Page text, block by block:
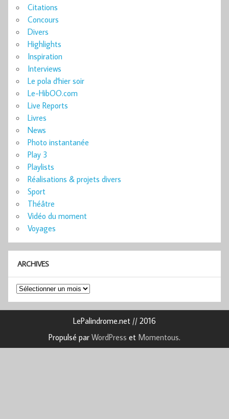
Citations
Concours
Divers
Highlights
Inspiration
Interviews
Le pola d'hier soir
Le-HibOO.com
Live Reports
Livres
News
Photo instantanée
Play 3
Playlists
Réalisations & projets divers
Sport
Théâtre
Vidéo du moment
Voyages
ARCHIVES
Archives
LePalindrome.net // 2016
Propulsé par WordPress et Momentous.